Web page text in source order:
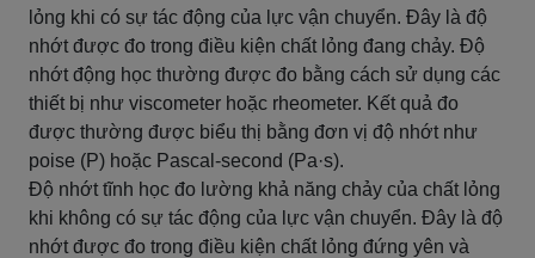
lỏng khi có sự tác động của lực vận chuyển. Đây là độ
nhớt được đo trong điều kiện chất lỏng đang chảy. Độ
nhớt động học thường được đo bằng cách sử dụng các
thiết bị như viscometer hoặc rheometer. Kết quả đo
được thường được biểu thị bằng đơn vị độ nhớt như
poise (P) hoặc Pascal-second (Pa·s).
Độ nhớt tĩnh học đo lường khả năng chảy của chất lỏng
khi không có sự tác động của lực vận chuyển. Đây là độ
nhớt được đo trong điều kiện chất lỏng đứng yên và